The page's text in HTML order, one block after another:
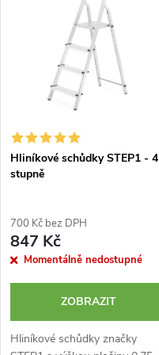
p
r
o
d
u
k
p
r
o
d
Hliníkové schůdky STEP1 - 4
stupně
700 Kč bez DPH
847 Kč
Momentálně nedostupné
ZOBRAZIT
Hliníkové schůdky značky